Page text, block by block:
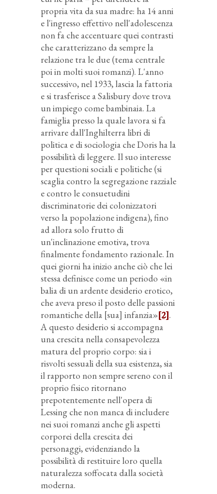
propria vita da sua madre: ha 14 anni
e l'ingresso effettivo nell'adolescenza
non fa che accentuare quei contrasti
che caratterizzano da sempre la
relazione tra le due (tema centrale
poi in molti suoi romanzi). L'anno
successivo, nel 1933, lascia la fattoria
e si trasferisce a Salisbury dove trova
un impiego come bambinaia. La
famiglia presso la quale lavora si fa
arrivare dall'Inghilterra libri di
politica e di sociologia che Doris ha la
possibilità di leggere. Il suo interesse
per questioni sociali e politiche (si
scaglia contro la segregazione razziale
e contro le consuetudini
discriminatorie dei colonizzatori
verso la popolazione indigena), fino
ad allora solo frutto di
un'inclinazione emotiva, trova
finalmente fondamento razionale. In
quei giorni ha inizio anche ciò che lei
stessa definisce come un periodo «in
balia di un ardente desiderio erotico,
che aveva preso il posto delle passioni
romantiche della [sua] infanzia»[2].
A questo desiderio si accompagna
una crescita nella consapevolezza
matura del proprio corpo: sia i
risvolti sessuali della sua esistenza, sia
il rapporto non sempre sereno con il
proprio fisico ritornano
prepotentemente nell'opera di
Lessing che non manca di includere
nei suoi romanzi anche gli aspetti
corporei della crescita dei
personaggi, evidenziando la
possibilità di restituire loro quella
naturalezza soffocata dalla società
moderna.